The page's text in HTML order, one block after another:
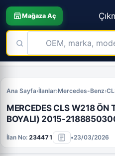
Mağaza Aç
Skip
content
Ana Sayfa›İlanlar›Mercedes-Benz›
MERCEDES CLS W218 ÖN
BOYALI) 2015-
İlan No: 234471 •23/03/2026